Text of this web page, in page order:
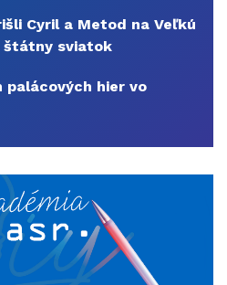
Cyril a Metod na Veľkú
štátny sviatok
palácových hier vo